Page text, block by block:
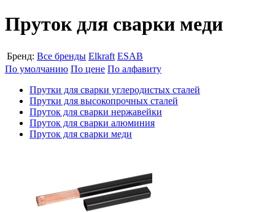
Пруток для сварки меди
Бренд: Все бренды Elkraft ESAB
По умолчанию По цене По алфавиту
Прутки для сварки углеродистых сталей
Прутки для высокопрочных сталей
Пруток для сварки нержавейки
Пруток для сварки алюминия
Пруток для сварки меди